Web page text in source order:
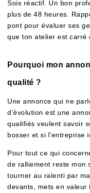
Sois réactif. Un bon
plus de 48 heures.
pont pour évaluer ses
que ton atelier est carré
Pourquoi mon
qualité ?
Une annonce qui ne
d’évolution est une
qualifiés veulent savoir
bosser et si l’entreprise
Pour tout ce qui
de ralliement reste mon
tourner au ralenti par
devants, mets en